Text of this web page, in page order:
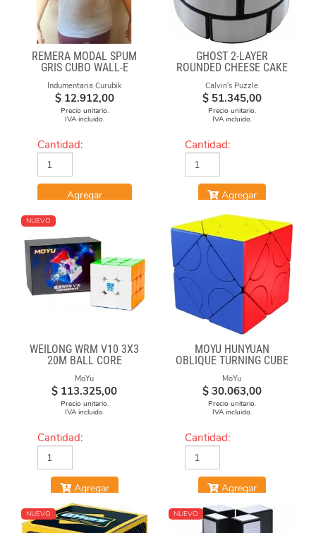
REMERA MODAL SPUM
GRIS CUBO WALL-E
Indumentaria Curubik
$ 12.912,00
Precio unitario.
IVA incluido.
Cantidad:
Agregar
GHOST 2-LAYER
ROUNDED CHEESE CAKE
-BLACK BODY WITH
SILVER LABEL
Calvin's Puzzle
$ 51.345,00
Precio unitario.
IVA incluido.
Cantidad:
Agregar
NUEVO
WEILONG WRM V10 3X3
20M BALL CORE
MAGLEV UV
MoYu
$ 113.325,00
Precio unitario.
IVA incluido.
Cantidad:
Agregar
MOYU HUNYUAN
OBLIQUE TURNING CUBE
1 MIXUP SKEWB
MoYu
$ 30.063,00
Precio unitario.
IVA incluido.
Cantidad:
Agregar
NUEVO NUEVO